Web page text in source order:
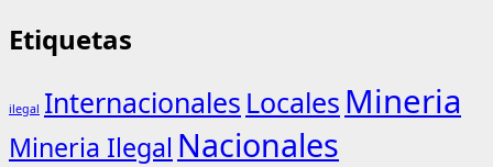
Etiquetas
ilegal Internacionales Locales Mineria
Mineria Ilegal Nacionales